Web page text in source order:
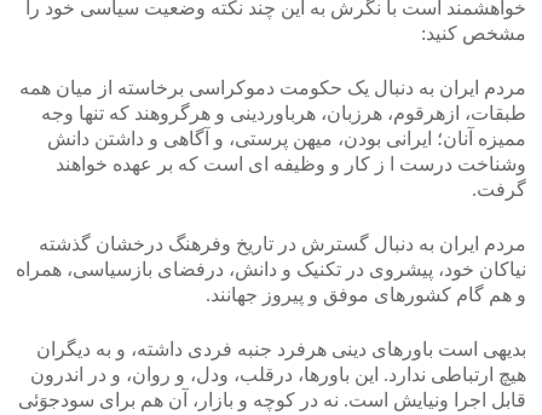
خواهشمند است با نگرش به این چند نکته وضعیت سیاسی خود را
مشخص کنید:
مردم ایران به دنبال یک حکومت دموکراسی برخاسته از میان همه
طبقات، ازهرقوم، هرزبان، هرباوردینی و هرگروهند که تنها وجه
ممیزه آنان؛ ایرانی بودن، میهن پرستی، و آگاهی و داشتن دانش
وشناخت درست ا ز کار و وظیفه ای است که بر عهده خواهند
گرفت.
مردم ایران به دنبال گسترش در تاریخ وفرهنگ درخشان گذشته
نیاکان خود، پیشروی در تکنیک و دانش، درفضای بازسیاسی، همراه
و هم گام کشورهای موفق و پیروز جهانند.
بدیهی است باورهای دینی هرفرد جنبه فردی داشته، و به دیگران
هیچ ارتباطی ندارد. این باورها، درقلب، ودل، و روان، و در اندرون
قابل اجرا ونیایش است. نه در کوچه و بازار، آن هم برای سودجوَئی